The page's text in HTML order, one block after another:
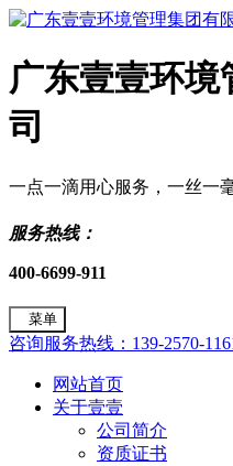
广东壹壹环
司
一点一滴用心服务，一丝一
服务热线：
400-6699-911
菜单
咨询服务热线：139-2570-
网站首页
关于壹壹
公司简介
资质证书